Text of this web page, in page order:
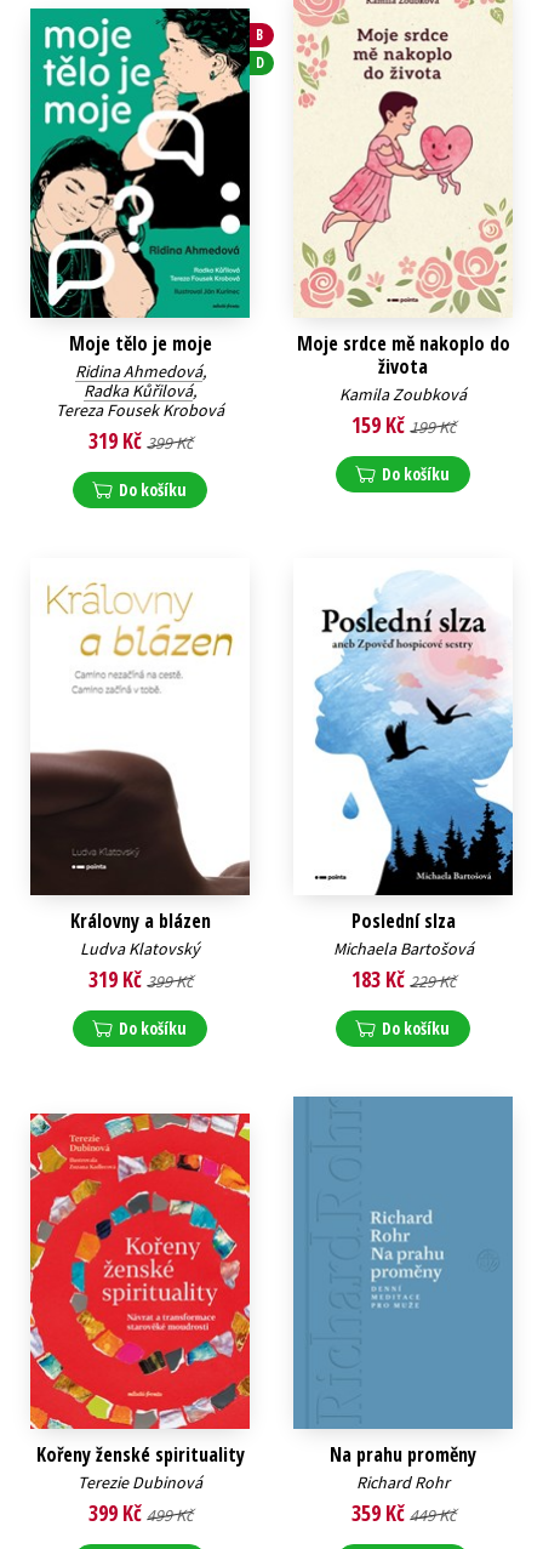
B
D
Moje tělo je moje
Ridina Ahmedová,
Radka Kůřilová,
Tereza Fousek Krobová
319 Kč 399 Kč
Do košíku
Moje srdce mě nakoplo do
života
Kamila Zoubková
159 Kč 199 Kč
Do košíku
Královny a blázen
Ludva Klatovský
319 Kč 399 Kč
Do košíku
Poslední slza
Michaela Bartošová
183 Kč 229 Kč
Do košíku
Kořeny ženské spirituality
Terezie Dubinová
399 Kč 499 Kč
Na prahu proměny
Richard Rohr
359 Kč 449 Kč